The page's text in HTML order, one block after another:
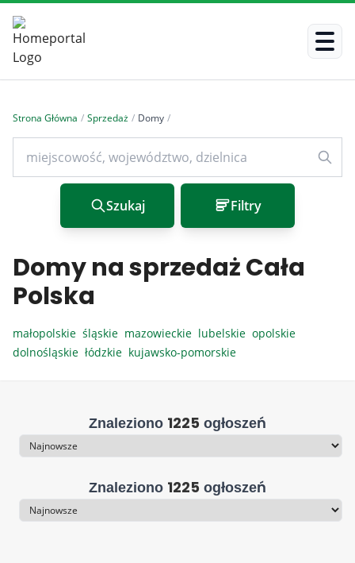
Strona Główna / Sprzedaż / Domy /
Szukaj Filtry
Domy na sprzedaż Cała
Polska
małopolskie śląskie mazowieckie lubelskie opolskie
dolnośląskie łódzkie kujawsko-pomorskie
Znaleziono 1225 ogłoszeń
Sortowanie
Znaleziono 1225 ogłoszeń
Sortowanie